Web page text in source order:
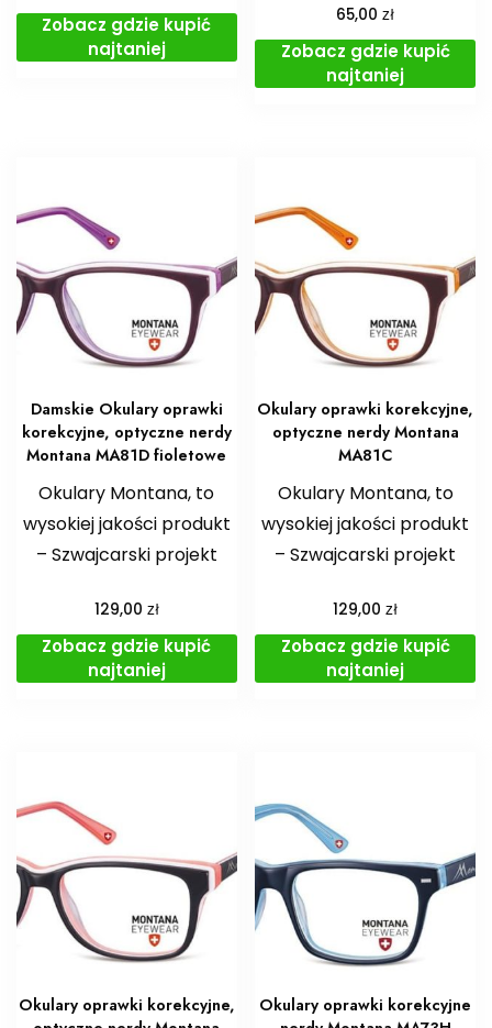
Zobacz gdzie kupić
najtaniej
65,00zł
Zobacz gdzie kupić
najtaniej
Damskie Okulary oprawki
korekcyjne, optyczne nerdy
Montana MA81D fioletowe
Okulary Montana, to
wysokiej jakości produkt
– Szwajcarski projekt
129,00 zł
Zobacz gdzie kupić
najtaniej
Okulary oprawki korekcyjne,
optyczne nerdy Montana
MA81C
Okulary Montana, to
wysokiej jakości produkt
– Szwajcarski projekt
129,00zł
Zobacz gdzie kupić
najtaniej
Okulary oprawki korekcyjne,
Okulary oprawki korekcyjne